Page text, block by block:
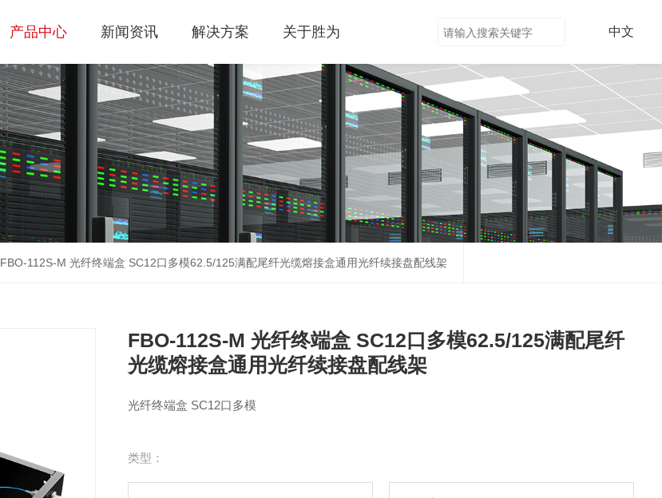
产品中心 新闻资讯 解决方案 关于胜为 中文
FBO-112S-M 光纤终端盒 SC12口多模62.5/125满配尾纤光缆熔接盒通用光纤续接盘配线架
FBO-112S-M 光纤终端盒 SC12口多模62.5/125满配尾纤
光缆熔接盒通用光纤续接盘配线架
光纤终端盒 SC12口多模
类型：